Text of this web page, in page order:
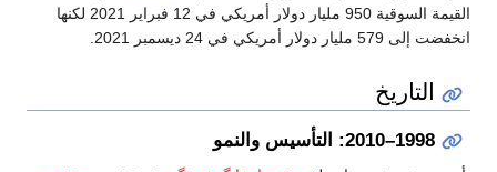
القيمة السوقية 950 مليار دولار أمريكي في 12 فبراير 2021 لكنها
انخفضت إلى 579 مليار دولار أمريكي في 24 ديسمبر 2021.
التاريخ
1998–2010: التأسيس والنمو